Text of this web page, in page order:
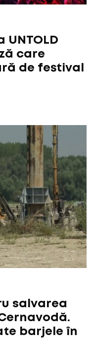
care
de festival
salvarea
barjele în